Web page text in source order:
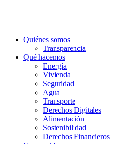
Quiénes somos
Transparencia
Qué hacemos
Energía
Vivienda
Seguridad
Agua
Transporte
Derechos Digitales
Alimentación
Sostenibilidad
Derechos Financieros